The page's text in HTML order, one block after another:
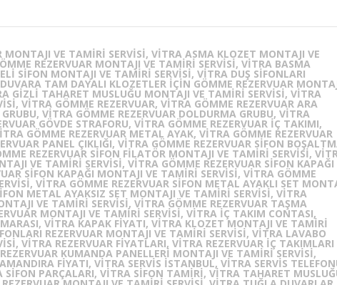
VE TAMIRI SERVISI, VITRA ASMA KLOZET MONTAJI VE
REZERVUAR MONTAJI VE TAMIRI SERVISI, VITRA BASMA
SIFON MONTAJI VE TAMIRI SERVISI, VITRA DUŞ SIFONLARI
TAM DAYALI KLOZETLER IÇIN GÖMME REZERVUAR
GIZLI TAHARET MUSLUĞU MONTAJI VE TAMIRI SERVISI, VITRA
VITRA GÖMME REZERVUAR, VITRA GÖMME REZERVUAR ARA
VITRA GÖMME REZERVUAR DOLDURMA GRUBU, VITRA
GÖVDE STRAFORU, VITRA GÖMME REZERVUAR IÇ TAKIMI,
GÖMME REZERVUAR METAL AYAK, VITRA GÖMME REZERVUAR
PANEL ÇIKLIĞI, VITRA GÖMME REZERVUAR SIFON
REZERVUAR SIFON FILATÖR MONTAJI VE TAMIRI SERVISI,
VE TAMIRI SERVISI, VITRA GÖMME REZERVUAR SIFON KAPAĞI
SIFON KAPAĞI MONTAJI VE TAMIRI SERVISI, VITRA GÖMME
VITRA GÖMME REZERVUAR SIFON METAL AYAKLI SET
METAL AYAKSIZ SET MONTAJI VE TAMIRI SERVISI, VITRA
VE TAMIRI SERVISI, VITRA GÖMME REZERVUAR TAŞMA
MONTAJI VE TAMIRI SERVISI, VITRA IÇ TAKIM CONTASI,
VITRA KAPAK FIYATI, VITRA KLOZET MONTAJI VE TAMIRI
REZERVUAR MONTAJI VE TAMIRI SERVISI, VITRA LAVABO
VITRA REZERVUAR FIYATLARI, VITRA REZERVUAR IÇ TAKIMLARI
KUMANDA PANELLERI MONTAJI VE TAMIRI SERVISI,
FIYATI, VITRA SERVIS ISTANBUL, VITRA SERVIS
PARÇALARI, VITRA SIFON TAMIRI, VITRA TAHARET